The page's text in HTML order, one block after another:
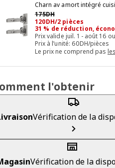
Charn av amort intégré
175DH
Prix précédent 175DH
120DH/2 pièces
120DH/2 pièces
31 % de réduction,
Prix valide juil. 1 - août 16
Prix à l’unité: 60DH/pièces
Le prix ne comprend pas
l'obtenir
Vérification de la
Vérification de la